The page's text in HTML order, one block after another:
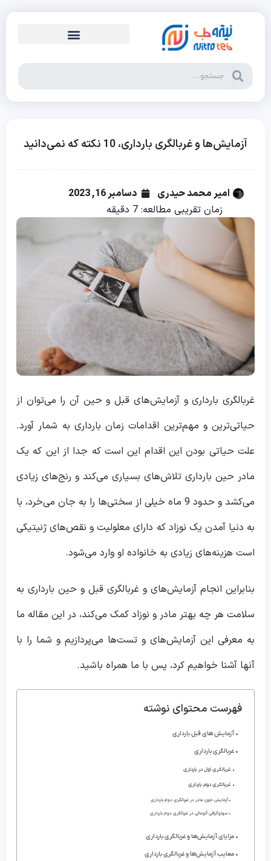
آزمایش‌ها و غربالگری بارداری، 10 نکته که نمی‌دانید
امیر محمد حیدری
دسامبر 16, 2023
زمان تقریبی مطالعه: 7 دقیقه
غربالگری بارداری و آزمایش‌های قبل و حین آن را می‌توان از
حیاتی‌ترین و مهم‌ترین اقدامات زمان بارداری به شمار آورد.
علت حیاتی بودن این اقدام این است که جدا از این که یک
مادر حین بارداری تلاش‌های بسیاری می‌کند و رنج‌های زیادی
می‌کشد و حدود 9 ماه خیلی از سختی‌ها را به جان می‌خرد، با
به دنیا آمدن یک نوزاد که دارای معلولیت و نقص‌های ژنیتیکی
است هزینه‌های زیادی به خانواده او وارد می‌شود.
بنابراین انجام آزمایش‌های و غربالگری قبل و حین بارداری به
سلامت هر چه بهتر مادر و نوزاد کمک می‌کند، در این مقاله ما
به معرفی این آزمایش‌های و تست‌ها می‌پردازیم و شما را با
آنها آشنا خواهیم کرد، پس با ما همراه باشید.
فهرست محتوای نوشته
آزمایش های قبل بارداری
غربالگری بارداری
غربالگری اول در بارداری
غربالگری دوم بارداری
آزمایش خون مادر در غربالگری دوم بارداری
سونوگرافی آنومالی در غربالگری دوم بارداری
مزایای آزمایش‌ها و غربالگری بارداری
معایب آزمایش‌ها و غربالگری بارداری